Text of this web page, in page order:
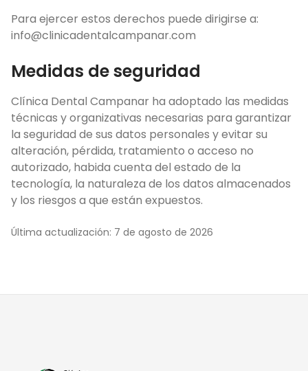
Para ejercer estos derechos puede dirigirse a:
info@clinicadentalcampanar.com
Medidas de seguridad
Clínica Dental Campanar ha adoptado las medidas
técnicas y organizativas necesarias para garantizar
la seguridad de sus datos personales y evitar su
alteración, pérdida, tratamiento o acceso no
autorizado, habida cuenta del estado de la
tecnología, la naturaleza de los datos almacenados
y los riesgos a que están expuestos.
Última actualización: 7 de agosto de 2026